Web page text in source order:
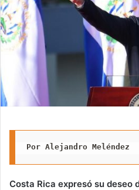
Por Alejandro Meléndez
Costa Rica expresó su deseo